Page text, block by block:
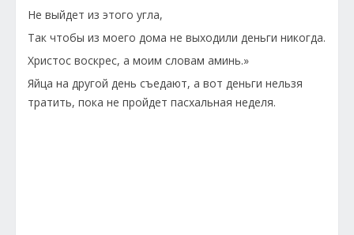
Не выйдет из этого угла,
Так чтобы из моего дома не выходили деньги никогда.
Христос воскрес, а моим словам аминь.»
Яйца на другой день съедают, а вот деньги нельзя
тратить, пока не пройдет пасхальная неделя.